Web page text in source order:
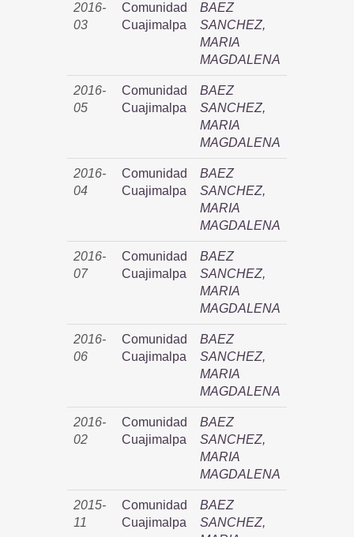
2016-
03
Comunidad
Cuajimalpa
BAEZ
SANCHEZ,
MARIA
MAGDALENA
2016-
05
Comunidad
Cuajimalpa
BAEZ
SANCHEZ,
MARIA
MAGDALENA
2016-
04
Comunidad
Cuajimalpa
BAEZ
SANCHEZ,
MARIA
MAGDALENA
2016-
07
Comunidad
Cuajimalpa
BAEZ
SANCHEZ,
MARIA
MAGDALENA
2016-
06
Comunidad
Cuajimalpa
BAEZ
SANCHEZ,
MARIA
MAGDALENA
2016-
02
Comunidad
Cuajimalpa
BAEZ
SANCHEZ,
MARIA
MAGDALENA
2015-
11
Comunidad
Cuajimalpa
BAEZ
SANCHEZ,